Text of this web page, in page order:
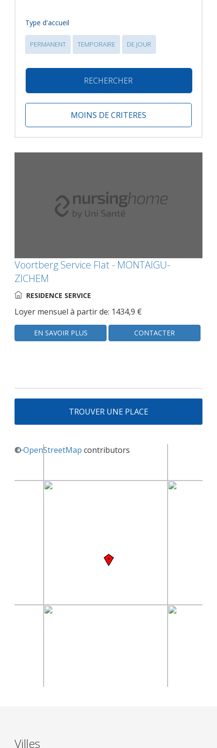
Type d'accueil
PERMANENT TEMPORAIRE DE JOUR
RECHERCHER
MOINS DE CRITERES
Voortberg Service Flat - MONTAIGU-
ZICHEM
RESIDENCE SERVICE
Loyer mensuel à partir de: 1434,9 €
EN SAVOIR PLUS CONTACTER
TROUVER UNE PLACE
+−
©OpenStreetMap contributors
Villes